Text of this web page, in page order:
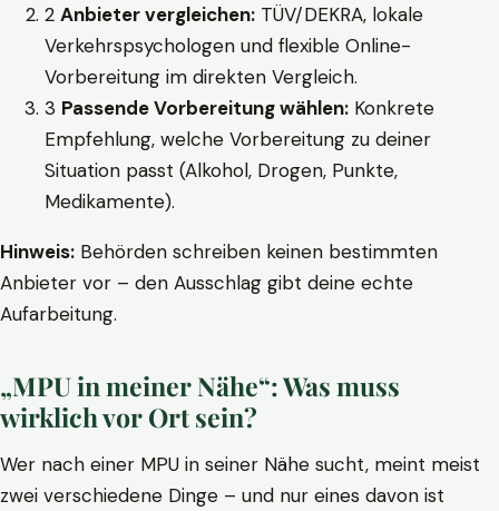
2 Anbieter vergleichen: TÜV/DEKRA, lokale
Verkehrspsychologen und flexible Online-
Vorbereitung im direkten Vergleich.
3 Passende Vorbereitung wählen: Konkrete
Empfehlung, welche Vorbereitung zu deiner
Situation passt (Alkohol, Drogen, Punkte,
Medikamente).
Hinweis: Behörden schreiben keinen bestimmten
Anbieter vor – den Ausschlag gibt deine echte
Aufarbeitung.
„MPU in meiner Nähe“: Was muss
wirklich vor Ort sein?
Wer nach einer MPU in seiner Nähe sucht, meint meist
zwei verschiedene Dinge – und nur eines davon ist